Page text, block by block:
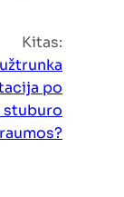
Kitas:
po
stuburo